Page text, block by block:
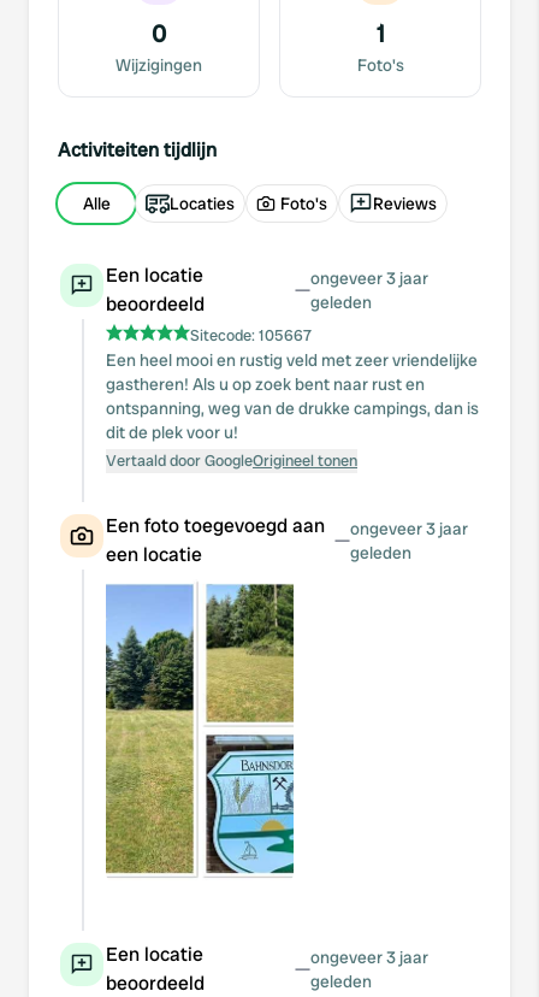
0
Wijzigingen
1
Foto's
Activiteiten tijdlijn
Alle Locaties Foto's Reviews
Een locatie
beoordeeld
—ongeveer 3 jaar
geleden
Sitecode:105667
Een heel mooi en rustig veld met zeer vriendelijke
gastheren! Als u op zoek bent naar rust en
ontspanning, weg van de drukke campings, dan is
dit de plek voor u!
Vertaald door GoogleOrigineel tonen
Een foto toegevoegd aan
een locatie
—ongeveer 3 jaar
geleden
Een locatie
beoordeeld
—ongeveer 3 jaar
geleden